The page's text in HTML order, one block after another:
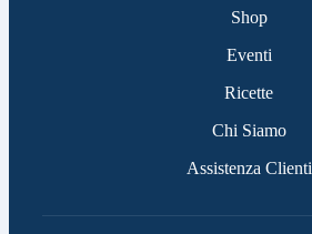
Shop
Eventi
Ricette
Chi Siamo
Assistenza Clienti